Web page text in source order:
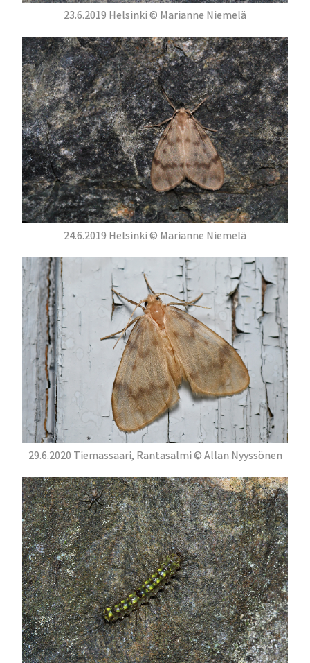
23.6.2019 Helsinki © Marianne Niemelä
24.6.2019 Helsinki © Marianne Niemelä
29.6.2020 Tiemassaari, Rantasalmi © Allan Nyyssönen